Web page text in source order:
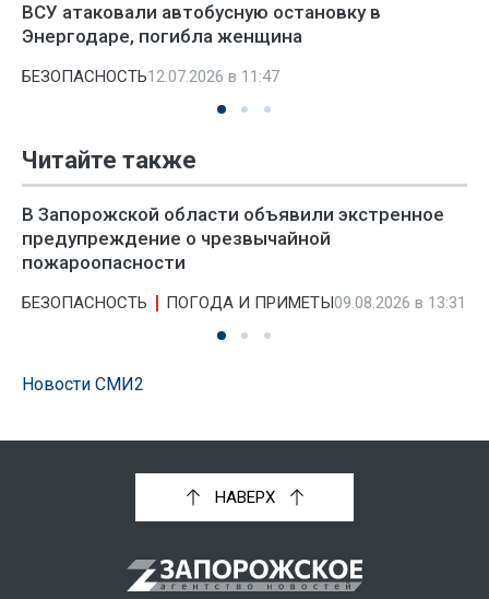
ВСУ атаковали автобусную остановку в
Энергодаре, погибла женщина
БЕЗОПАСНОСТЬ12.07.2026 в 11:47
Читайте также
В Запорожской области объявили экстренное
предупреждение о чрезвычайной
пожароопасности
БЕЗОПАСНОСТЬ ПОГОДА И ПРИМЕТЫ09.08.2026 в 13:31
Новости СМИ2
НАВЕРХ